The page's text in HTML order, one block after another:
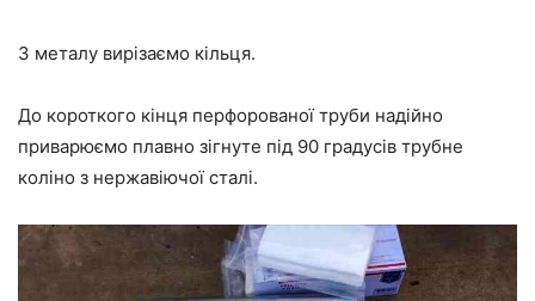
З металу вирізаємо кільця.
До короткого кінця перфорованої труби надійно
приварюємо плавно зігнуте під 90 градусів трубне
коліно з нержавіючої сталі.